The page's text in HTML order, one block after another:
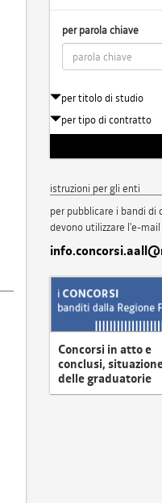
per parola chiave
per titolo di studio
per tipo di contratto
istruzioni per gli enti
per pubblicare i bandi di
devono utilizzare l'e-mail
Concorsi in atto e
conclusi,
delle graduatorie